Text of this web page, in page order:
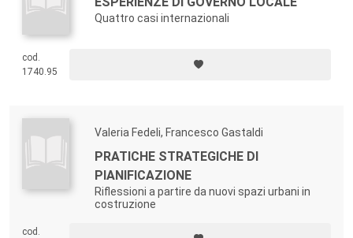
Quattro casi internazionali
cod.
1740.95
Valeria Fedeli, Francesco Gastaldi
PRATICHE STRATEGICHE DI
PIANIFICAZIONE
Riflessioni a partire da nuovi spazi urbani in
costruzione
cod.